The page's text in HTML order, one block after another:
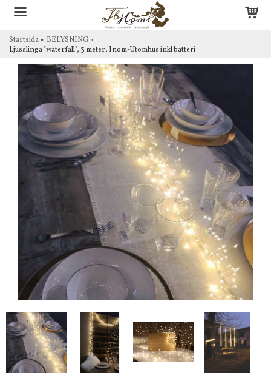
Startsida» BELYSNING»
Ljusslinga "waterfall", 3 meter, Inom-Utomhus inkl batteri